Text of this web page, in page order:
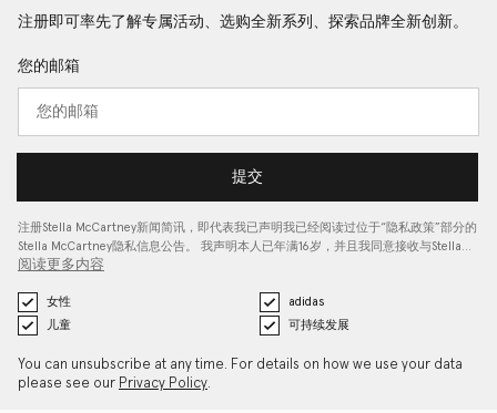
注册即可率先了解专属活动、选购全新系列、探索品牌全新创新。
您的邮箱
提交
注册Stella McCartney新闻简讯，即代表我已声明我已经阅读过位于“隐私政策”部分的
Stella McCartney隐私信息公告。 我声明本人已年满16岁，并且我同意接收与Stella…
阅读更多内容
女性
adidas
儿童
可持续发展
You can unsubscribe at any time. For details on how we use your data
please see our Privacy Policy.